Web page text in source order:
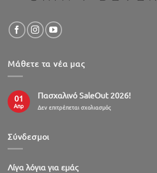
Μάθετε τα νέα μας
01
Απρ
Πασχαλινό SaleOut 2026!
Δεν επιτρέπεται σχολιασμόςστο
Σύνδεσμοι
Λίγα λόγια για εμάς